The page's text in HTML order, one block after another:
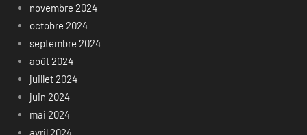
novembre 2024
octobre 2024
septembre 2024
août 2024
juillet 2024
juin 2024
mai 2024
avril 2024